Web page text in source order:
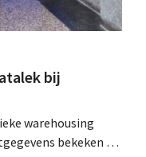
bij
warehousing
bekeken of